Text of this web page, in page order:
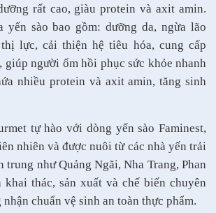
rất cao, giàu protein và axit amin.
yến sào bao gồm: dưỡng da, ngừa lão
lực, cải thiện hệ tiêu hóa, cung cấp
giúp người ốm hồi phục sức khỏe nhanh
nhiều protein và axit amin, tăng sinh
tự hào với dòng yến sào Faminest,
nhiên và được nuôi từ các nhà yến trải
trung như Quảng Ngãi, Nha Trang, Phan
thác, sản xuất và chế biến chuyên
chuẩn vệ sinh an toàn thực phẩm.